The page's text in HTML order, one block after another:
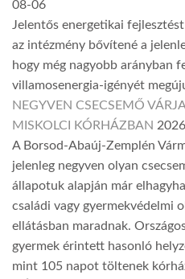
08-06
Jelentős energetikai
az intézmény bővítené a
hogy még nagyobb arányban
villamosenergia-igényét
NEGYVEN CSECSEMŐ
MISKOLCI KÓRHÁZBAN
A Borsod-Abaúj-Zemplén
jelenleg negyven olyan
állapotuk alapján már
családi vagy gyermekvédelmi
ellátásban maradnak.
gyermek érintett hasonló
mint 105 napot töltenek